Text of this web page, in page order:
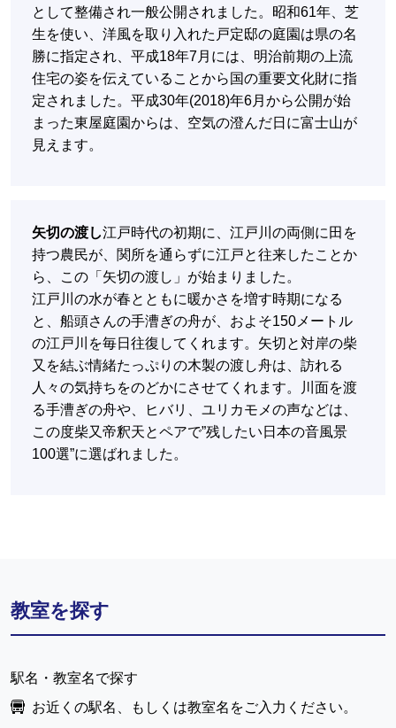
として整備され一般公開されました。昭和61年、芝
生を使い、洋風を取り入れた戸定邸の庭園は県の名
勝に指定され、平成18年7月には、明治前期の上流
住宅の姿を伝えていることから国の重要文化財に指
定されました。平成30年(2018)年6月から公開が始
まった東屋庭園からは、空気の澄んだ日に富士山が
見えます。
矢切の渡し江戸時代の初期に、江戸川の両側に田を
持つ農民が、関所を通らずに江戸と往来したことか
ら、この「矢切の渡し」が始まりました。
江戸川の水が春とともに暖かさを増す時期になる
と、船頭さんの手漕ぎの舟が、およそ150メートル
の江戸川を毎日往復してくれます。矢切と対岸の柴
又を結ぶ情緒たっぷりの木製の渡し舟は、訪れる
人々の気持ちをのどかにさせてくれます。川面を渡
る手漕ぎの舟や、ヒバリ、ユリカモメの声などは、
この度柴又帝釈天とペアで”残したい日本の音風景
100選”に選ばれました。
教室を探す
駅名・教室名で探す
お近くの駅名、もしくは教室名をご入力ください。